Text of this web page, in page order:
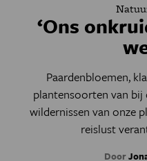
‘Ons
Paardenbloemen,
plantensoorten van
wildernissen van onze
reislust
Door